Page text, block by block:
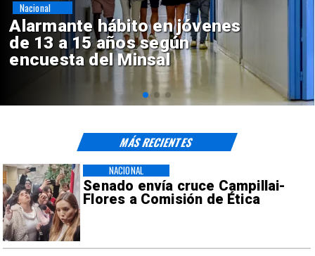
Aprueban creación del Parque
Sebastián Piñera con inversión
de $4 mil millones
Regiones
Senado envía cruce Campillai-
Flores a Comisión de Ética
NACIONAL
MÁS RECIENTES